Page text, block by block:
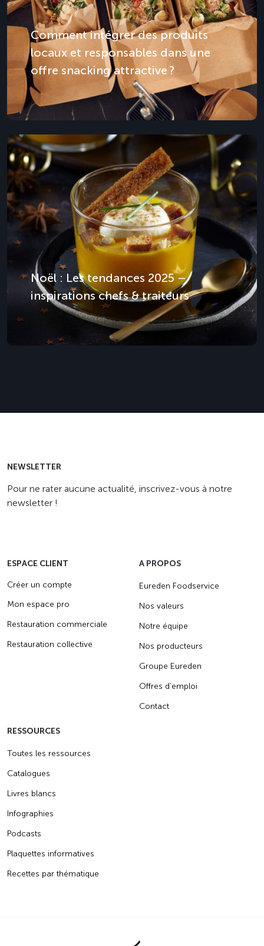
Comment intégrer des produits
locaux et responsables dans une
offre snacking attractive ?
Noël : Les tendances 2025 –
inspirations chefs & traiteurs
NEWSLETTER
Pour ne rater aucune actualité, inscrivez-vous à notre
newsletter !
ESPACE CLIENT
Créer un compte
Mon espace pro
Restauration commerciale
Restauration collective
A PROPOS
Eureden Foodservice
Nos valeurs
Notre équipe
Nos producteurs
Groupe Eureden
Offres d’emploi
Contact
RESSOURCES
Toutes les ressources
Catalogues
Livres blancs
Infographies
Podcasts
Plaquettes informatives
Recettes par thématique